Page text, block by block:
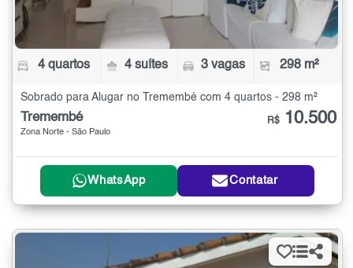
4 quartos 4 suítes 3 vagas 298 m²
Sobrado para Alugar no Tremembé com 4 quartos - 298 m²
Tremembé
Zona Norte - São Paulo
R$ 10.500
WhatsApp Contatar